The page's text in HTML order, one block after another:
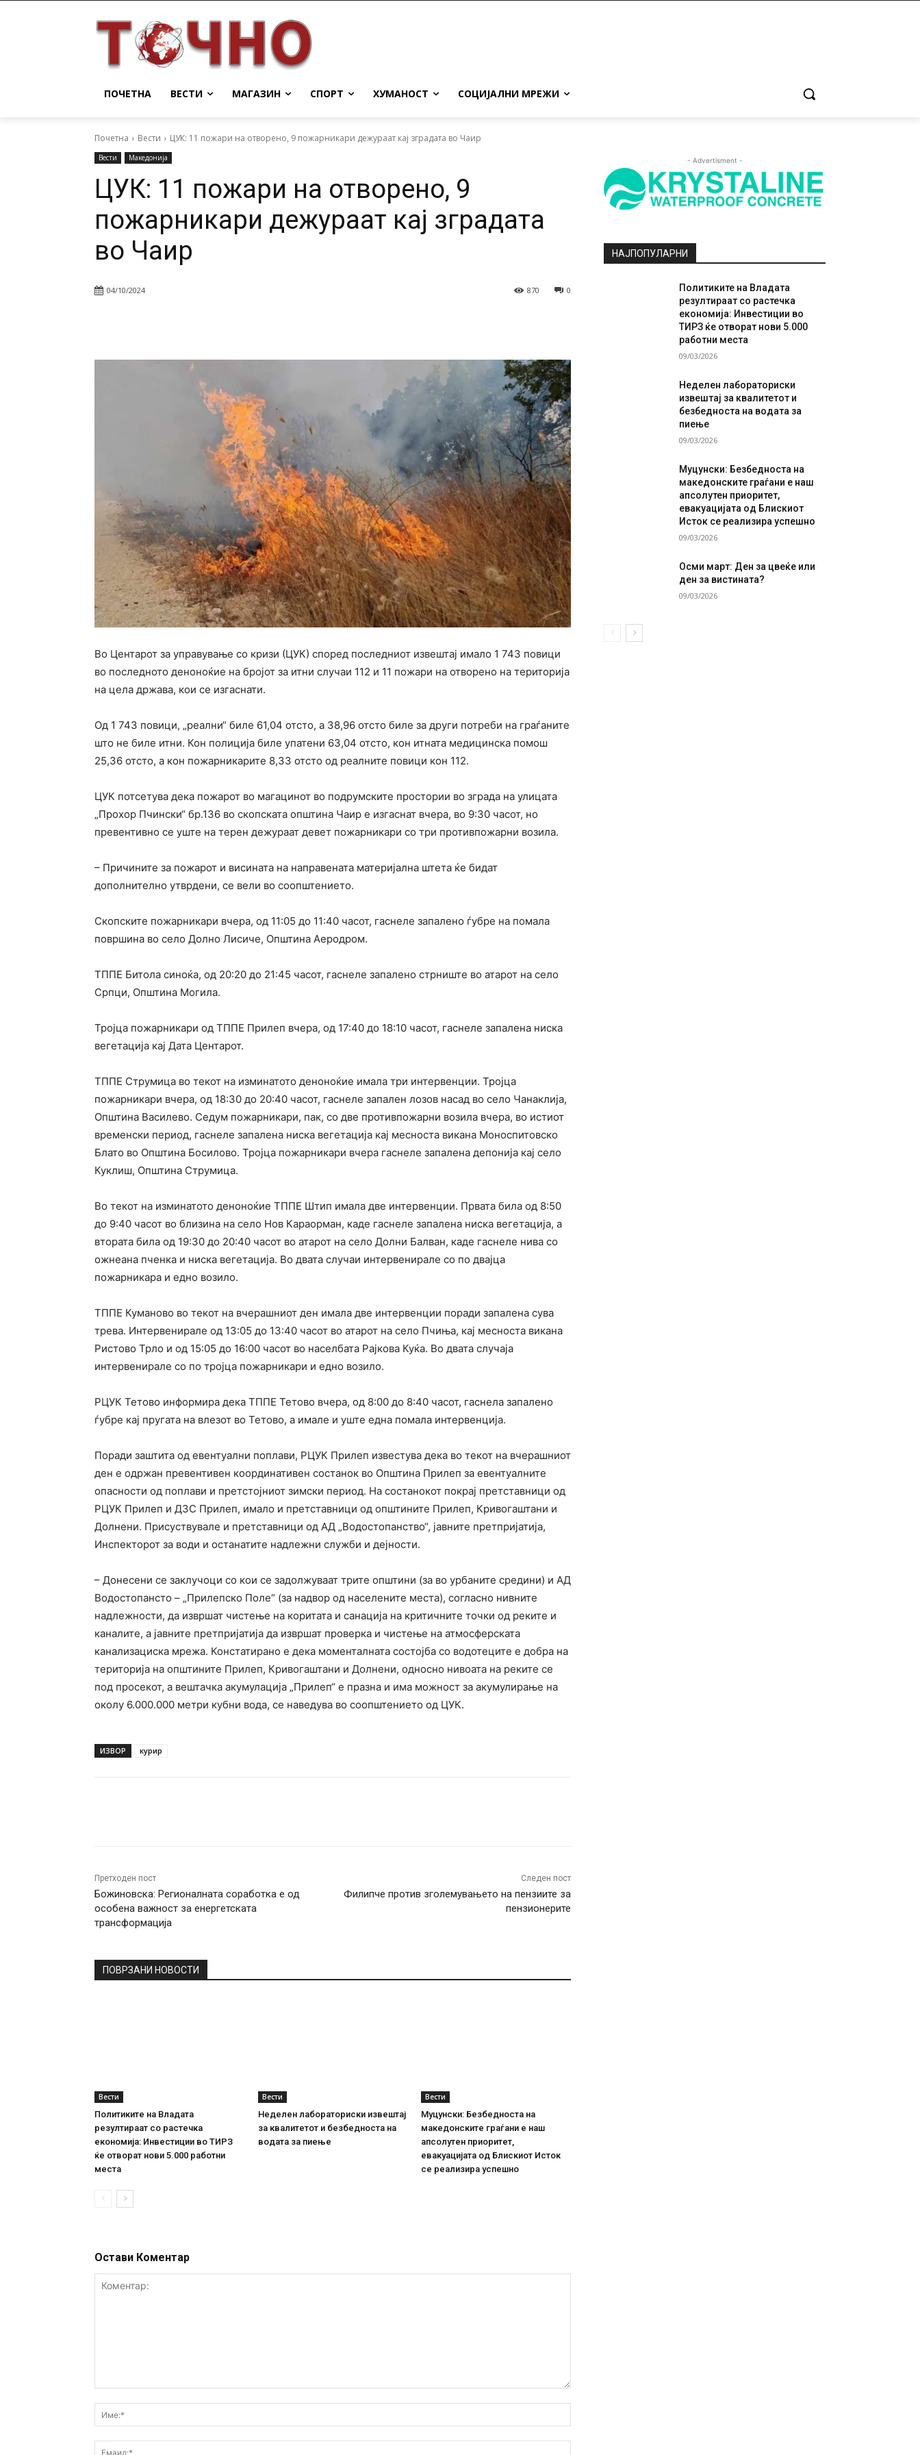
ПОЧЕТНА ВЕСТИ МАГАЗИН СПОРТ ХУМАНОСТ СОЦИЈАЛНИ МРЕЖИ
Почетна Вести ЦУК: 11 пожари на отворено, 9 пожарникари дежураат кај зградата во Чаир
Вести Македонија
ЦУК: 11 пожари на отворено, 9
пожарникари дежураат кај зградата
во Чаир
04/10/2024 0
870
Во Центарот за управување со кризи (ЦУК) според последниот извештај имало 1 743 повици
во последното деноноќие на бројот за итни случаи 112 и 11 пожари на отворено на територија
на цела држава, кои се изгаснати.
Од 1 743 повици, „реални“ биле 61,04 отсто, а 38,96 отсто биле за други потреби на граѓаните
што не биле итни. Кон полиција биле упатени 63,04 отсто, кон итната медицинска помош
25,36 отсто, а кон пожарникарите 8,33 отсто од реалните повици кон 112.
ЦУК потсетува дека пожарот во магацинот во подрумските простории во зграда на улицата
„Прохор Пчински“ бр.136 во скопската општина Чаир е изгаснат вчера, во 9:30 часот, но
превентивно се уште на терен дежураат девет пожарникари со три противпожарни возила.
– Причините за пожарот и висината на направената материјална штета ќе бидат
дополнително утврдени, се вели во соопштението.
Скопските пожарникари вчера, од 11:05 до 11:40 часот, гаснеле запалено ѓубре на помала
површина во село Долно Лисиче, Општина Аеродром.
ТППЕ Битола синоќа, од 20:20 до 21:45 часот, гаснеле запалено стрниште во атарот на село
Српци, Општина Могила.
Тројца пожарникари од ТППЕ Прилеп вчера, од 17:40 до 18:10 часот, гаснеле запалена ниска
вегетација кај Дата Центарот.
ТППЕ Струмица во текот на изминатото деноноќие имала три интервенции. Тројца
пожарникари вчера, од 18:30 до 20:40 часот, гаснеле запален лозов насад во село Чанаклија,
Општина Василево. Седум пожарникари, пак, со две противпожарни возила вчера, во истиот
временски период, гаснеле запалена ниска вегетација кај месноста викана Моноспитовско
Блато во Општина Босилово. Тројца пожарникари вчера гаснеле запалена депонија кај село
Куклиш, Општина Струмица.
Во текот на изминатото деноноќие ТППЕ Штип имала две интервенции. Првата била од 8:50
до 9:40 часот во близина на село Нов Караорман, каде гаснеле запалена ниска вегетација, а
втората била од 19:30 до 20:40 часот во атарот на село Долни Балван, каде гаснеле нива со
ожнеана пченка и ниска вегетација. Во двата случаи интервенирале со по двајца
пожарникара и едно возило.
ТППЕ Куманово во текот на вчерашниот ден имала две интервенции поради запалена сува
трева. Интервенирале од 13:05 до 13:40 часот во атарот на село Пчиња, кај месноста викана
Ристово Трло и од 15:05 до 16:00 часот во населбата Рајкова Куќа. Во двата случаја
интервенирале со по тројца пожарникари и едно возило.
РЦУК Тетово информира дека ТППЕ Тетово вчера, од 8:00 до 8:40 часот, гаснела запалено
ѓубре кај пругата на влезот во Тетово, а имале и уште една помала интервенција.
Поради заштита од евентуални поплави, РЦУК Прилеп известува дека во текот на вчерашниот
ден е одржан превентивен координативен состанок во Општина Прилеп за евентуалните
опасности од поплави и претстојниот зимски период. На состанокот покрај претставници од
РЦУК Прилеп и ДЗС Прилеп, имало и претставници од општините Прилеп, Кривогаштани и
Долнени. Присуствувале и претставници од АД „Водостопанство“, јавните претпријатија,
Инспекторот за води и останатите надлежни служби и дејности.
– Донесени се заклучоци со кои се задолжуваат трите општини (за во урбаните средини) и АД
Водостопансто – „Прилепско Поле“ (за надвор од населените места), согласно нивните
надлежности, да извршат чистење на коритата и санација на критичните точки од реките и
каналите, а јавните претпријатија да извршат проверка и чистење на атмосферската
канализациска мрежа. Констатирано е дека моменталната состојба со водотеците е добра на
територија на општините Прилеп, Кривогаштани и Долнени, односно нивоата на реките се
под просекот, а вештачка акумулација „Прилеп“ е празна и има можност за акумулирање на
околу 6.000.000 метри кубни вода, се наведува во соопштението од ЦУК.
ИЗВОР курир
Претходен пост
Божиновска: Регионалната соработка е од
особена важност за енергетската
трансформација
Следен пост
Филипче против зголемувањето на пензиите за
пензионерите
ПОВРЗАНИ НОВОСТИ
Вести
Политиките на Владата
резултираат со растечка
економија: Инвестиции во ТИРЗ
ќе отворат нови 5.000 работни
места
Вести
Неделен лабораториски извештај
за квалитетот и безбедноста на
водата за пиење
Вести
Муцунски: Безбедноста на
македонските граѓани е наш
апсолутен приоритет,
евакуацијата од Блискиот Исток
се реализира успешно
Остави Коментар
- Advertisment -
НАЈПОПУЛАРНИ
Политиките на Владата
резултираат со растечка
економија: Инвестиции во
ТИРЗ ќе отворат нови 5.000
работни места
09/03/2026
Неделен лабораториски
извештај за квалитетот и
безбедноста на водата за
пиење
09/03/2026
Муцунски: Безбедноста на
македонските граѓани е наш
апсолутен приоритет,
евакуацијата од Блискиот
Исток се реализира успешно
09/03/2026
Осми март: Ден за цвеќе или
ден за вистината?
09/03/2026